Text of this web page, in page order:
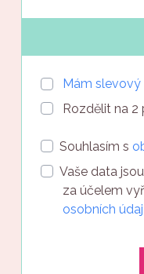
Mám slevový
Rozdělit na 2
Souhlasím s
Vaše data
za účelem
osobních